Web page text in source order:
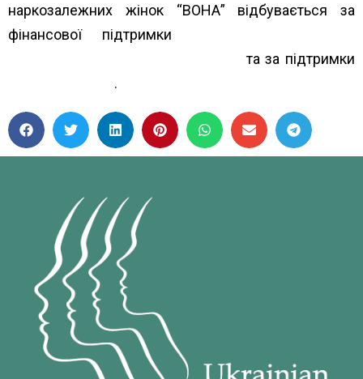
наркозалежних жінок “ВОНА” відбувається за
фінансової підтримки
та за підтримки
.